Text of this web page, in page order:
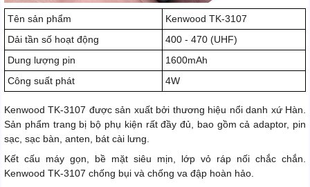
Tên sản phẩm
Kenwood TK-3107
Dải tần số hoạt động
400 - 470 (UHF)
Dung lượng pin
1600mAh
Công suất phát
4W
Kenwood TK-3107 được sản xuất bởi thương hiệu nổi danh xứ Hàn.
Sản phẩm trang bị bộ phụ kiện rất đầy đủ, bao gồm cả adaptor, pin
sạc, sạc bàn, anten, bát cài lưng.
Kết cấu máy gọn, bề mặt siêu mịn, lớp vỏ ráp nối chắc chắn.
Kenwood TK-3107 chống bụi và chống va đập hoàn hảo.